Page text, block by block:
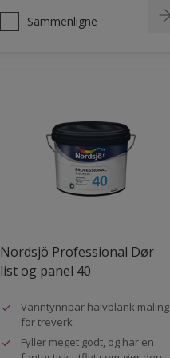
Sammenligne
Nordsjö Professional Dør
list og panel 40
Vanntynnbar halvblank maling
for treverk
Fyller meget godt, og har en